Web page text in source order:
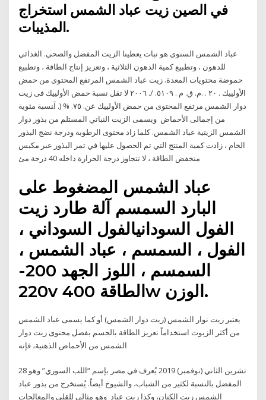
في الصين زيت عباد الشمس استخراج
المذيبات.
عباد الشمس السنوي هو نبات يعطينا الزيت المفضل والصحي. الغذائي
للدهون ، وتطبيع كمية الدهون الثلاثية ، وتعزيز إنتاج الطاقة ، وتطبيع
حموضة محتويات المعدة. زﻳﺖ ﻋﺒﺎد اﻟﺸﻤﺲ اﻟﻤﺮﺗﻔﻊ اﻟﻤﺤﺘﻮى ﻣﻦ ﺣﻤﺾ
اﻷوﻟﻴﻴﻚ . ٢٠ . .م. ق. م . ٥١٠٩. /. ٢٠٠٦ ﻻ ﺗﻘﻞ ﻧﺴﺒﺔ ﺣﻤﺾ اﻷوﻟﻴﻴﻚ ﻓﻰ زﻳﺖ
دوار اﻟﺸﻤﺲ ﻣﺮﺗﻔﻊ اﻟﻤﺤﺘﻮى ﻣﻦ ﺣﻤﺾ اﻷوﻟﻴﻴﻚ ﻋﻦ. ٧٥. % (. آﻨﺴﺒﺔ ﻣﺌﻮﻳﺔ
ﻣﻦ إﺟﻤﺎﻟﻰ اﻷﺣﻤﺎض ويسمى الزيت النباتي المستلم من بذور دوار
الشمس الزيتية عباد الشمس. كلما زاد محتوى الرطوبة ودرجة نضج البذور
الخام ، زادت كمية المنتج التي تم الحصول عليها في تمر البذور عبر مكبس
منخفض الطاقة ، لا تتجاوز درجة الحرارة داخله 40 درجة مئ
عباد الشمس المضغوط على
البارد السمسم آلة طارد زيت
الفول السودانيالفول السوداني ،
الفول ، السمسم ، عباد الشمس ،
السمسم ، اللوز الجهد 200-
220v الطاقة 400w الوزن.
يعتبر زيت نوار الشمس (زيت دوار الشمس) أو كما يسمى عباد الشمس
من أكثر الزيوت استخداماً تعزيز الطاقة بالجسم بفضل محتوى زيت دوار
28 تشرين الثاني (نوفمبر) 2019 يُعرف في مصر بإسم “اللب السوري” وهو
المفضل بالنسبة لكثير من الشباب، والشيوخ أيضاً. يُستخرج من بذور عباد
الشمس زيت الكتان، وكذا زيت عباد وهو مثالي للقلي والمعالجات